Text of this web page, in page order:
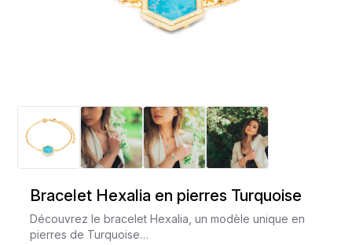
Bracelet Hexalia en pierres Turquoise
Découvrez le bracelet Hexalia, un modèle unique en
pierres de Turquoise…